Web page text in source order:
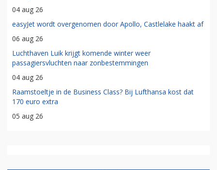
04 aug 26
easyJet wordt overgenomen door Apollo, Castlelake haakt af
06 aug 26
Luchthaven Luik krijgt komende winter weer
passagiersvluchten naar zonbestemmingen
04 aug 26
Raamstoeltje in de Business Class? Bij Lufthansa kost dat
170 euro extra
05 aug 26